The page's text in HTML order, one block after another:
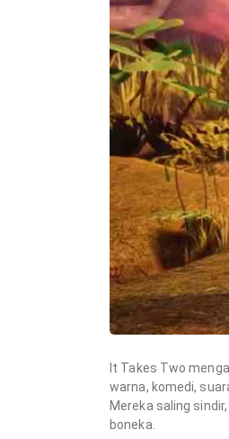
It Takes Two
warna, komedi,
Mereka saling
boneka.